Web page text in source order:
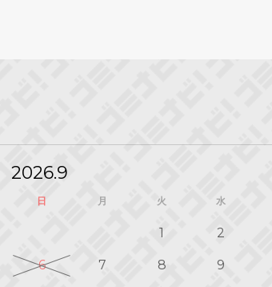
2026.9
日 月 火 水
1 2
6 7 8 9